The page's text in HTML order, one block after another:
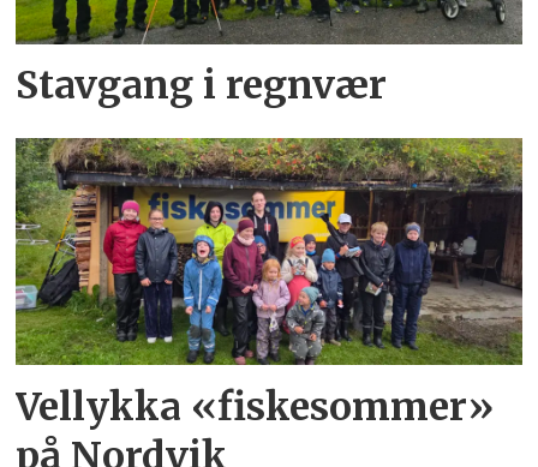
Stavgang i regnvær
Vellykka «fiskesommer»
på Nordvik